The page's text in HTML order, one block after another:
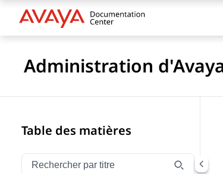
Administration
Table des matières
Filtrer la navigation par titre
Saisissez pour filtrer les éléments de